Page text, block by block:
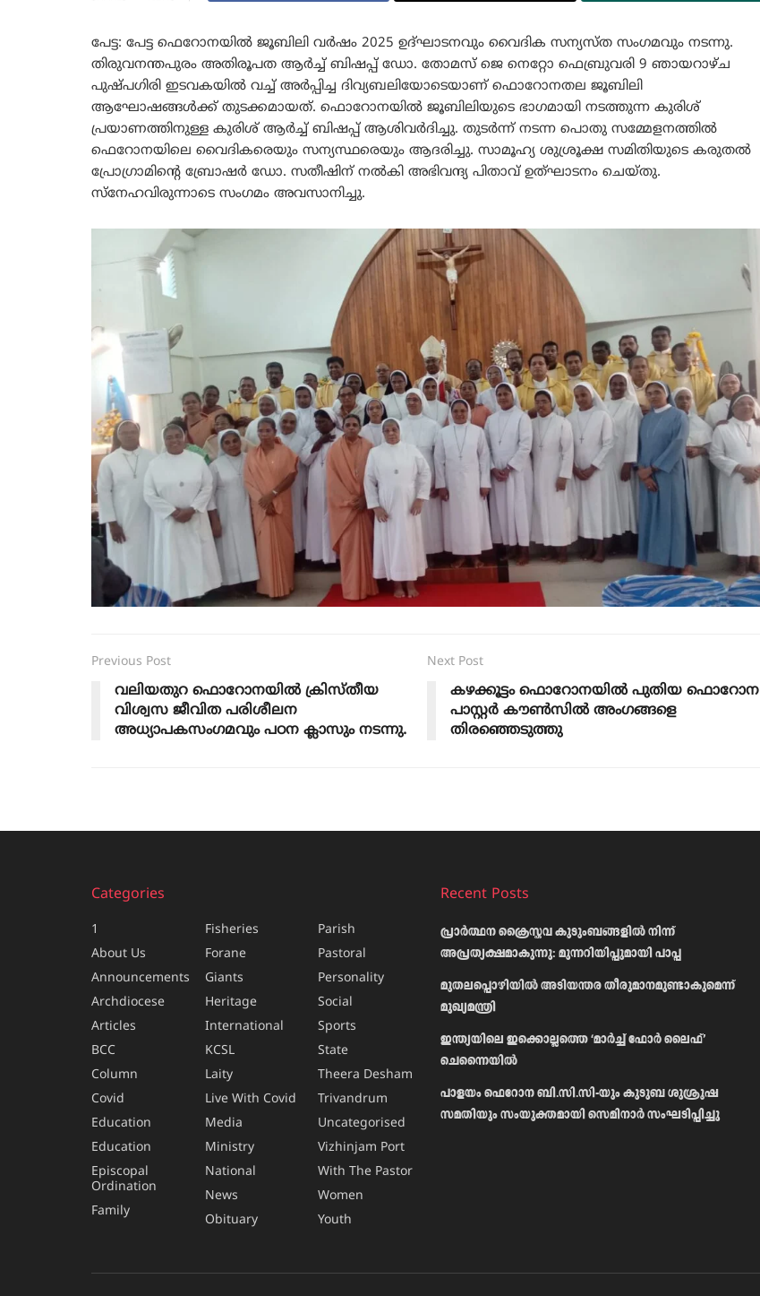
പേട്ട: പേട്ട ഫെറോനയിൽ ജൂബിലി വർഷം 2025 ഉദ്ഘാടനവും വൈദിക സന്യസ്ത സംഗമവും നടന്നു.
തിരുവനന്തപുരം അതിരൂപത ആർച്ച് ബിഷപ്പ് ഡോ. തോമസ് ജെ നെറ്റോ ഫെബ്രുവരി 9 ഞായറാഴ്ച
പുഷ്പഗിരി ഇടവകയിൽ വച്ച് അർപ്പിച്ച ദിവ്യബലിയോടെയാണ്‌ ഫൊറോനതല ജൂബിലി
ആഘോഷങ്ങൾക്ക് തുടക്കമായത്. ഫൊറോനയിൽ ജൂബിലിയുടെ ഭാഗമായി നടത്തുന്ന കുരിശ്
പ്രയാണത്തിനുള്ള കുരിശ് ആർച്ച് ബിഷപ്പ് ആശിവർദിച്ചു. തുടർന്ന് നടന്ന പൊതു സമ്മേളനത്തിൽ
ഫെറോനയിലെ വൈദികരെയും സന്യസ്ഥരെയും ആദരിച്ചു. സാമൂഹ്യ ശുശ്രൂക്ഷ സമിതിയുടെ കരുതൽ
പ്രോഗ്രാമിന്റെ ബ്രോഷർ ഡോ. സതീഷിന് നൽകി അഭിവന്ദ്യ പിതാവ് ഉത്ഘാടനം ചെയ്തു.
സ്നേഹവിരുന്നാടെ സംഗമം അവസാനിച്ചു.
Previous Post
വലിയതുറ ഫൊറോനയിൽ ക്രിസ്തീയ
വിശ്വസ ജീവിത പരിശീലന
അധ്യാപകസംഗമവും പഠന ക്ലാസും നടന്നു.
Next Post
കഴക്കൂട്ടം ഫൊറോനയിൽ പുതിയ ഫൊറോന
പാസ്റ്റർ കൗൺസിൽ അംഗങ്ങളെ
തിരഞ്ഞെടുത്തു
Categories
1
About Us
Announcements
Archdiocese
Articles
BCC
Column
Covid
Education
Education
Episcopal
Ordination
Family
Fisheries
Forane
Giants
Heritage
International
KCSL
Laity
Live With Covid
Media
Ministry
National
News
Obituary
Parish
Pastoral
Personality
Social
Sports
State
Theera Desham
Trivandrum
Uncategorised
Vizhinjam Port
With The Pastor
Women
Youth
Recent Posts
പ്രാര്‍ത്ഥന ക്രൈസ്തവ കുടുംബങ്ങളില്‍ നിന്ന്
അപ്രത്യക്ഷമാകുന്നു: മുന്നറിയിപ്പുമായി പാപ്പ
മുതലപ്പൊഴിയിൽ അടിയന്തര തീരുമാനമുണ്ടാകുമെന്ന്
മുഖ്യമന്ത്രി
ഇന്ത്യയിലെ ഇക്കൊല്ലത്തെ ‘മാർച്ച് ഫോർ ലൈഫ്’
ചെന്നൈയിൽ
പാളയം ഫെറോന ബി.സി.സി-യും കുടുബ ശുശ്രൂഷ
സമതിയും സംയുക്തമായി സെമിനാർ സംഘടിപ്പിച്ചു